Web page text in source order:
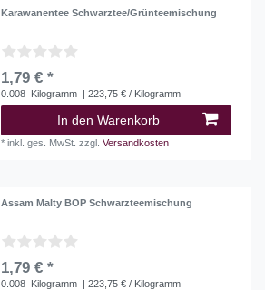
Karawanentee Schwarztee/Grünteemischung
1,79 € *
0.008 Kilogramm | 223,75 € / Kilogramm
In den Warenkorb
*inkl. ges. MwSt. zzgl.Versandkosten
Assam Malty BOP Schwarzteemischung
1,79 € *
0.008 Kilogramm | 223,75 € / Kilogramm